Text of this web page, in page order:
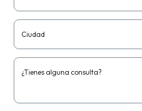
Ciudad
¿Tienes alguna consulta?